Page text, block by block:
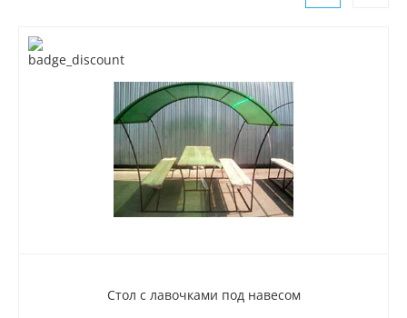
Стол с лавочками под навесом